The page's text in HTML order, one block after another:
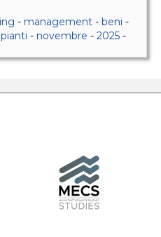
- management - beni -
- novembre - 2025 -